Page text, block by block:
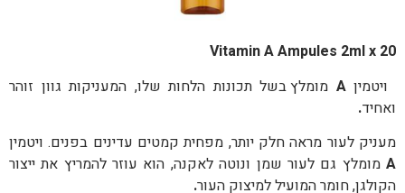
Vitamin A Ampules 2mlx 20
ויטמיןA
מומלץ בשל תכונות הלחות שלו, המעניקות גוון זוהר
ואחיד.
מעניק לעור מראה חלק יותר, מפחית קמטים עדינים בפנים. ויטמין
A מומלץ גם לעור שמן ונוטה לאקנה, הוא עוזר להמריץ את ייצור
הקולגן, חומר המועיל למיצוק העור.